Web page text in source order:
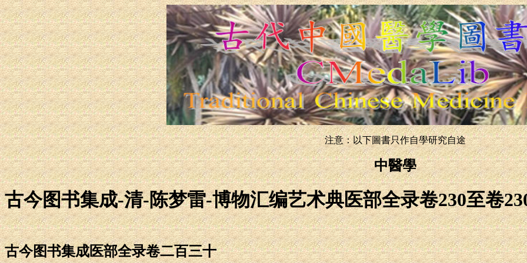
注意：以下圖書只作自學研究自途
中醫學
古今图书集成-清-陈梦雷-博物汇编艺术典医部全录卷230至卷
古今图书集成医部全录卷二百三十